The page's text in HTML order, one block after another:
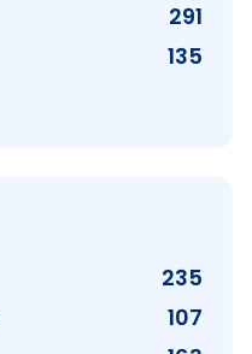
291
135
235
107